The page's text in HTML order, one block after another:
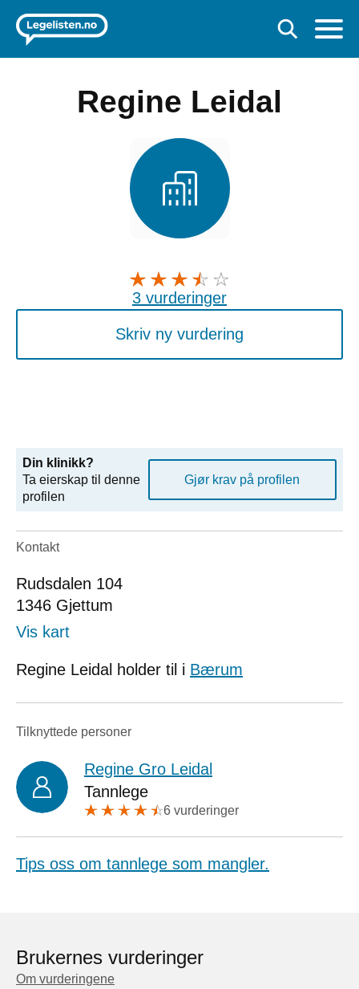
Regine Leidal
3 vurderinger
Skriv ny vurdering
Din klinikk?
Ta eierskap til denne
profilen
Gjør krav på profilen
Kontakt
Rudsdalen 104
1346 Gjettum
Vis kart
Regine Leidal holder til i Bærum
Tilknyttede personer
Regine Gro Leidal
Tannlege
6 vurderinger
Tips oss om tannlege som mangler.
Brukernes vurderinger
Om vurderingene